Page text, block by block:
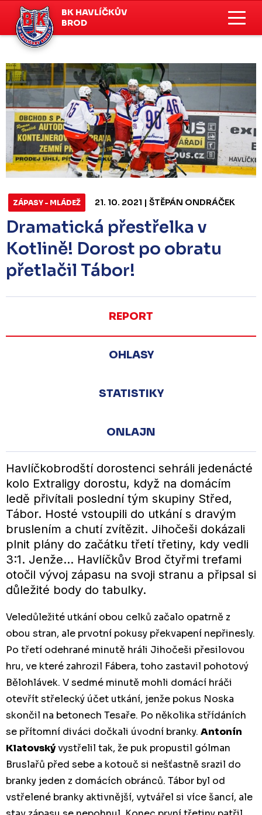
BK HAVLÍČKŮV
BROD
ZÁPASY - MLÁDEŽ 21. 10. 2021 | ŠTĚPÁN ONDRÁČEK
Dramatická přestřelka v
Kotlině! Dorost po obratu
přetlačil Tábor!
REPORT
OHLASY
STATISTIKY
ONLAJN
Havlíčkobrodští dorostenci sehráli jedenácté
kolo Extraligy dorostu, když na domácím
ledě přivítali poslední tým skupiny Střed,
Tábor. Hosté vstoupili do utkání s dravým
bruslením a chutí zvítězit. Jihočeši dokázali
plnit plány do začátku třetí třetiny, kdy vedli
3:1. Jenže... Havlíčkův Brod čtyřmi trefami
otočil vývoj zápasu na svoji stranu a připsal si
důležité body do tabulky.
Veledůležité utkání obou celků začalo opatrně z
obou stran, ale prvotní pokusy překvapení nepřinesly.
Po třetí odehrané minutě hráli Jihočeši přesilovou
hru, ve které zahrozil Fábera, toho zastavil pohotový
Bělohlávek. V sedmé minutě mohli domácí hráči
otevřít střelecký účet utkání, jenže pokus Noska
skončil na betonech Tesaře. Po několika střídáních
se přítomní diváci dočkali úvodní branky. Antonín
Klatovskývystřelil tak, že puk propustil gólman
Bruslařů před sebe a kotouč si nešťastně srazil do
branky jeden z domácích obránců. Tábor byl od
vstřelené branky aktivnější, vytvářel si více šancí, ale